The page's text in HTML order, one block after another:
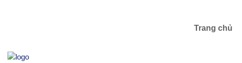
Trang chủ